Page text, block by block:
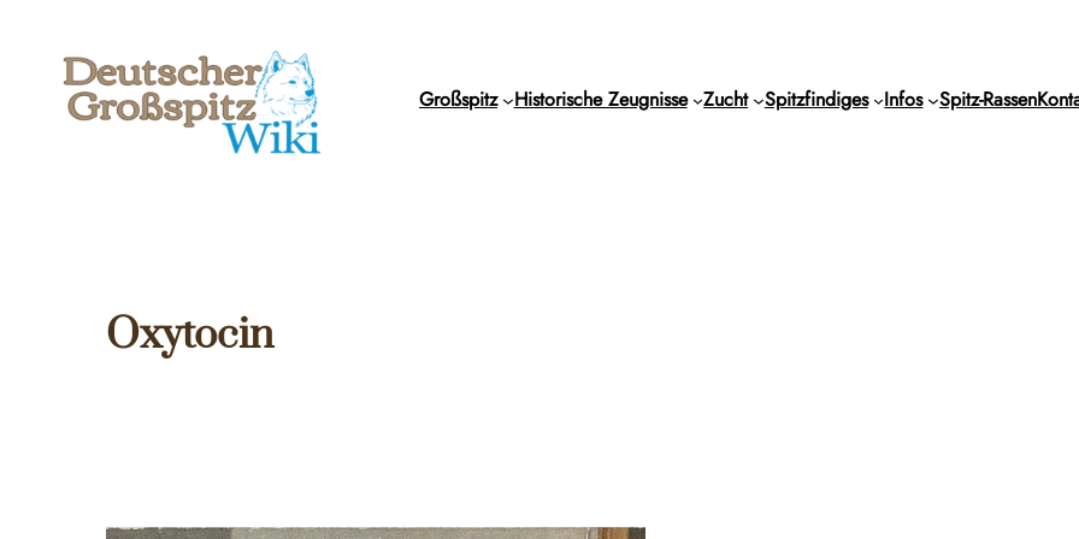
Inhalt
springen
Großspitz Historische Zeugnisse Zucht Spitzfindiges Infos Spitz-Rassen
Oxytocin